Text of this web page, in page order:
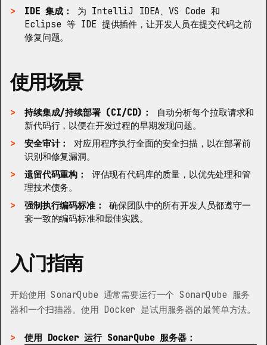
IDE 集成：
为 IntelliJ IDEA、VS Code 和
Eclipse 等 IDE 提供插件，让开发人员在提交代码之前
修复问题。
使用场景
持续集成/持续部署 (CI/CD)：
自动分析每个拉取请求和
新代码行，以便在开发过程的早期发现问题。
安全审计：
对应用程序执行全面的安全扫描，以在部署前
识别和修复漏洞。
遗留代码重构：
评估现有代码库的质量，以优先处理和管
理技术债务。
强制执行编码标准：
确保团队中的所有开发人员都遵守一
套一致的编码标准和最佳实践。
入门指南
开始使用 SonarQube 通常需要运行一个 SonarQube 服务
器和一个扫描器。使用 Docker 是试用服务器的最简单方法。
使用 Docker 运行 SonarQube 服务器：